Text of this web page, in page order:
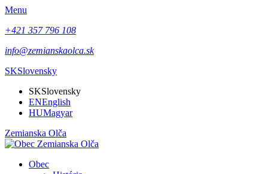
Menu
+421 357 796 108
info@zemianskaolca.sk
SKSlovensky
SKSlovensky
ENEnglish
HUMagyar
Zemianska Olča
Obec